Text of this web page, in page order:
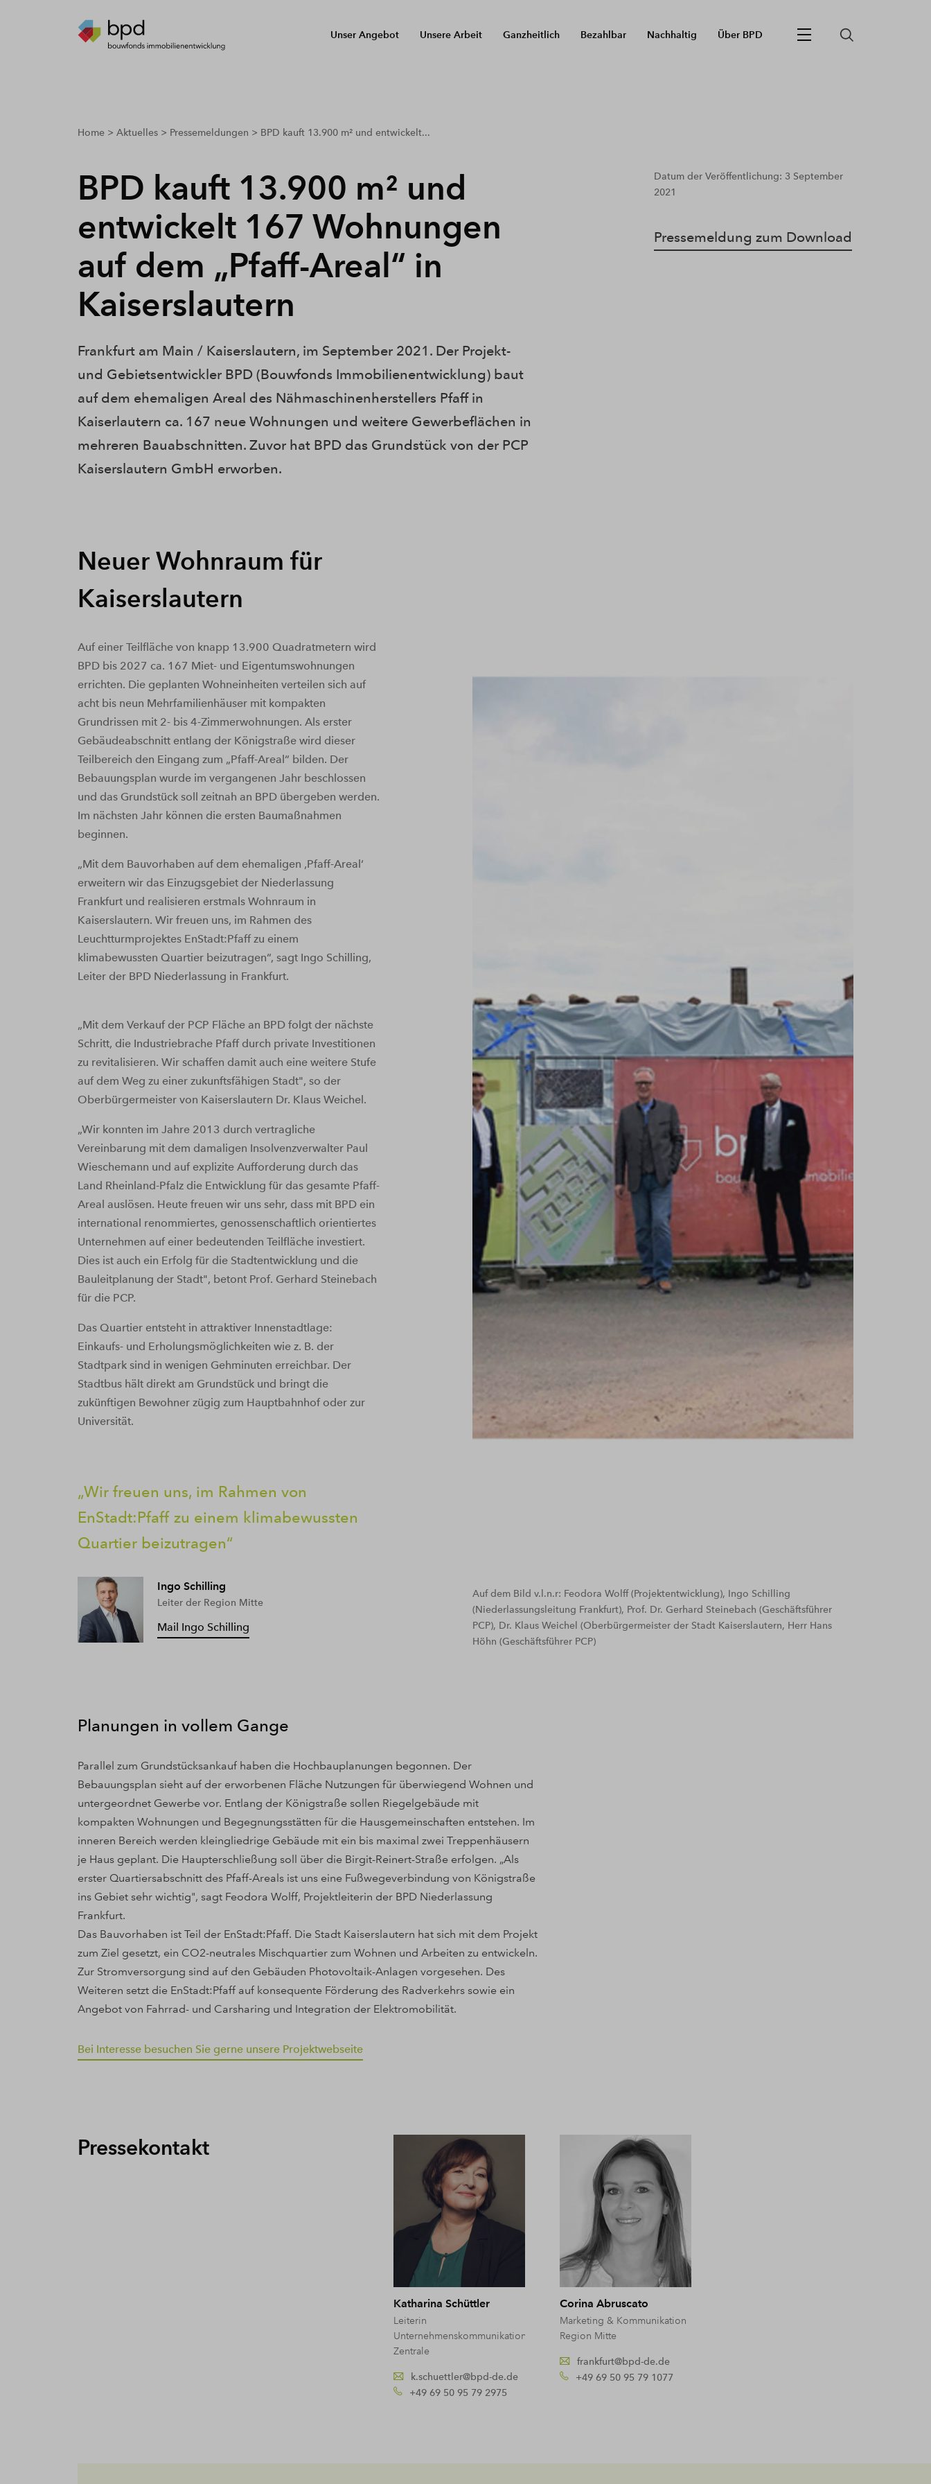
Unser Angebot Unsere Arbeit Ganzheitlich Bezahlbar Nachhaltig Über BPD
breadcrumbs.youarehere
Home Aktuelles Pressemeldungen BPD kauft 13.900 m² und entwickelt...
BPD kauft 13.900 m² und
entwickelt 167 Wohnungen
auf dem „Pfaff-Areal“ in
Kaiserslautern
Frankfurt am Main / Kaiserslautern, im September 2021. Der Projekt-
und Gebietsentwickler BPD (Bouwfonds Immobilienentwicklung) baut
auf dem ehemaligen Areal des Nähmaschinenherstellers Pfaff in
Kaiserlautern ca. 167 neue Wohnungen und weitere Gewerbeflächen in
mehreren Bauabschnitten. Zuvor hat BPD das Grundstück von der PCP
Kaiserslautern GmbH erworben.
Datum der Veröffentlichung: 3 September
2021
Pressemeldung zum Download
Auf dem Bild v.l.n.r: Feodora Wolff (Projektentwicklung), Ingo Schilling
(Niederlassungsleitung Frankfurt), Prof. Dr. Gerhard Steinebach (Geschäftsführer
PCP), Dr. Klaus Weichel (Oberbürgermeister der Stadt Kaiserslautern, Herr Hans
Höhn (Geschäftsführer PCP)
Neuer Wohnraum für
Kaiserslautern
Auf einer Teilfläche von knapp 13.900 Quadratmetern wird
BPD bis 2027 ca. 167 Miet- und Eigentumswohnungen
errichten. Die geplanten Wohneinheiten verteilen sich auf
acht bis neun Mehrfamilienhäuser mit kompakten
Grundrissen mit 2- bis 4-Zimmerwohnungen. Als erster
Gebäudeabschnitt entlang der Königstraße wird dieser
Teilbereich den Eingang zum „Pfaff-Areal“ bilden. Der
Bebauungsplan wurde im vergangenen Jahr beschlossen
und das Grundstück soll zeitnah an BPD übergeben werden.
Im nächsten Jahr können die ersten Baumaßnahmen
beginnen.
„Mit dem Bauvorhaben auf dem ehemaligen ‚Pfaff-Areal‘
erweitern wir das Einzugsgebiet der Niederlassung
Frankfurt und realisieren erstmals Wohnraum in
Kaiserslautern. Wir freuen uns, im Rahmen des
Leuchtturmprojektes EnStadt:Pfaff zu einem
klimabewussten Quartier beizutragen“, sagt Ingo Schilling,
Leiter der BPD Niederlassung in Frankfurt.
„Mit dem Verkauf der PCP Fläche an BPD folgt der nächste
Schritt, die Industriebrache Pfaff durch private Investitionen
zu revitalisieren. Wir schaffen damit auch eine weitere Stufe
auf dem Weg zu einer zukunftsfähigen Stadt", so der
Oberbürgermeister von Kaiserslautern Dr. Klaus Weichel.
„Wir konnten im Jahre 2013 durch vertragliche
Vereinbarung mit dem damaligen Insolvenzverwalter Paul
Wieschemann und auf explizite Aufforderung durch das
Land Rheinland-Pfalz die Entwicklung für das gesamte Pfaff-
Areal auslösen. Heute freuen wir uns sehr, dass mit BPD ein
international renommiertes, genossenschaftlich orientiertes
Unternehmen auf einer bedeutenden Teilfläche investiert.
Dies ist auch ein Erfolg für die Stadtentwicklung und die
Bauleitplanung der Stadt", betont Prof. Gerhard Steinebach
für die PCP.
Das Quartier entsteht in attraktiver Innenstadtlage:
Einkaufs- und Erholungsmöglichkeiten wie z. B. der
Stadtpark sind in wenigen Gehminuten erreichbar. Der
Stadtbus hält direkt am Grundstück und bringt die
zukünftigen Bewohner zügig zum Hauptbahnhof oder zur
Universität.
Wir freuen uns, im Rahmen von
EnStadt:Pfaff zu einem klimabewussten
Quartier beizutragen
Ingo Schilling
Leiter der Region Mitte
Mail Ingo Schilling
Planungen in vollem Gange
Parallel zum Grundstücksankauf haben die Hochbauplanungen begonnen. Der
Bebauungsplan sieht auf der erworbenen Fläche Nutzungen für überwiegend Wohnen und
untergeordnet Gewerbe vor. Entlang der Königstraße sollen Riegelgebäude mit
kompakten Wohnungen und Begegnungsstätten für die Hausgemeinschaften entstehen. Im
inneren Bereich werden kleingliedrige Gebäude mit ein bis maximal zwei Treppenhäusern
je Haus geplant. Die Haupterschließung soll über die Birgit-Reinert-Straße erfolgen. „Als
erster Quartiersabschnitt des Pfaff-Areals ist uns eine Fußwegeverbindung von Königstraße
ins Gebiet sehr wichtig", sagt Feodora Wolff, Projektleiterin der BPD Niederlassung
Frankfurt.
Das Bauvorhaben ist Teil der EnStadt:Pfaff. Die Stadt Kaiserslautern hat sich mit dem Projekt
zum Ziel gesetzt, ein CO2-neutrales Mischquartier zum Wohnen und Arbeiten zu entwickeln.
Zur Stromversorgung sind auf den Gebäuden Photovoltaik-Anlagen vorgesehen. Des
Weiteren setzt die EnStadt:Pfaff auf konsequente Förderung des Radverkehrs sowie ein
Angebot von Fahrrad- und Carsharing und Integration der Elektromobilität.
Bei Interesse besuchen Sie gerne unsere Projektwebseite
Pressekontakt
Katharina Schüttler
Leiterin
Unternehmenskommunikation
Zentrale
k.schuettler@bpd-de.de
+49 69 50 95 79 2975
Corina Abruscato
Marketing & Kommunikation
Region Mitte
frankfurt@bpd-de.de
+49 69 50 95 79 1077